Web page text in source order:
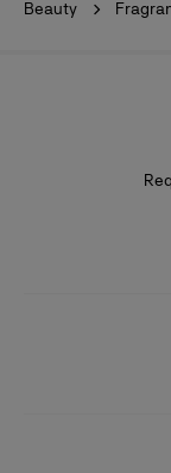
Beauty